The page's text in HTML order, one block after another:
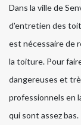
Dans la ville de
d'entretien des
est nécessaire de
la toiture. Pour
dangereuses et
professionnels en
qui sont assez